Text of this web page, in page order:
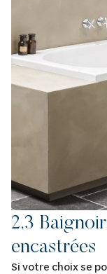
2.3
encastrées
Si votre choix se